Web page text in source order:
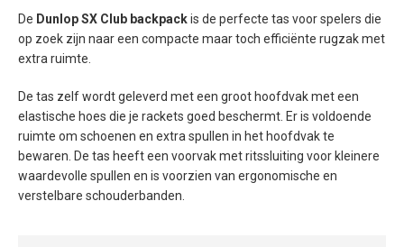
De Dunlop SX Club backpackis de perfecte tas voor spelers die
op zoek zijn naar een compacte maar toch efficiënte rugzak met
extra ruimte.
De tas zelf wordt geleverd met een groot hoofdvak met een
elastische hoes die je rackets goed beschermt. Er is voldoende
ruimte om schoenen en extra spullen in het hoofdvak te
bewaren. De tas heeft een voorvak met ritssluiting voor kleinere
waardevolle spullen en is voorzien van ergonomische en
verstelbare schouderbanden.